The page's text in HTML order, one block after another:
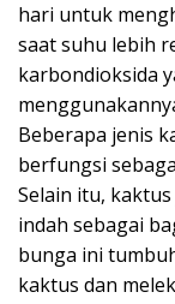
hari untuk
saat suhu lebih
karbondioksida
Beberapa jenis
berfungsi
Selain itu,
indah sebagai
bunga ini
kaktus dan